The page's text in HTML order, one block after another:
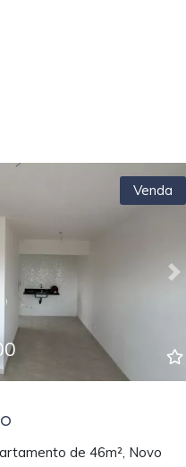
Venda
de 46m², Novo